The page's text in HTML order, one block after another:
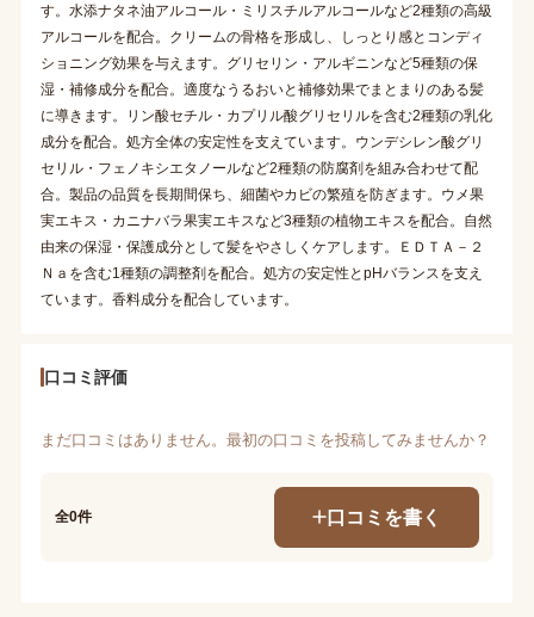
す。水添ナタネ油アルコール・ミリスチルアルコールなど2種類の高級
アルコールを配合。クリームの骨格を形成し、しっとり感とコンディ
ショニング効果を与えます。グリセリン・アルギニンなど5種類の保
湿・補修成分を配合。適度なうるおいと補修効果でまとまりのある髪
に導きます。リン酸セチル・カプリル酸グリセリルを含む2種類の乳化
成分を配合。処方全体の安定性を支えています。ウンデシレン酸グリ
セリル・フェノキシエタノールなど2種類の防腐剤を組み合わせて配
合。製品の品質を長期間保ち、細菌やカビの繁殖を防ぎます。ウメ果
実エキス・カニナバラ果実エキスなど3種類の植物エキスを配合。自然
由来の保湿・保護成分として髪をやさしくケアします。ＥＤＴＡ－２
Ｎａを含む1種類の調整剤を配合。処方の安定性とpHバランスを支え
ています。香料成分を配合しています。
口コミ評価
まだ口コミはありません。最初の口コミを投稿してみませんか？
全0件 口コミを書く